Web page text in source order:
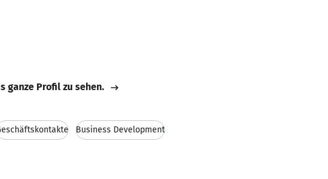
ganze Profil zu sehen.
Business Development